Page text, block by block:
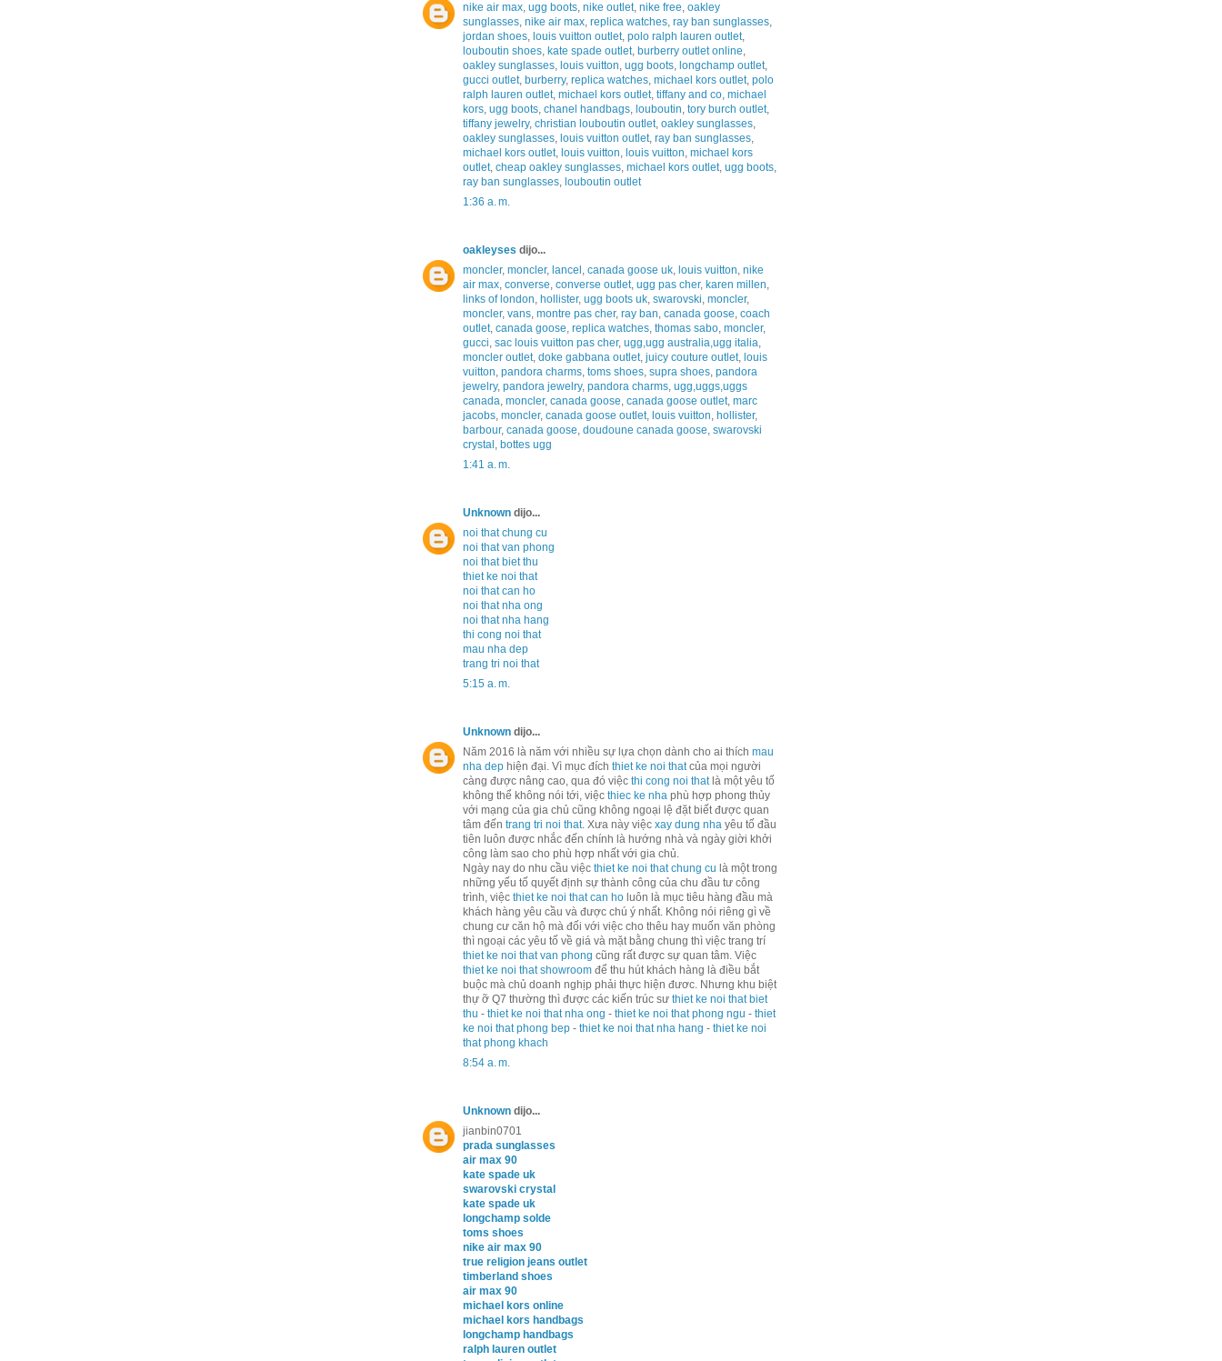
nike air max, ugg boots, nike outlet, nike free, oakley
sunglasses, nike air max, replica watches, ray ban sunglasses,
jordan shoes, louis vuitton outlet, polo ralph lauren outlet,
louboutin shoes, kate spade outlet, burberry outlet online,
oakley sunglasses, louis vuitton, ugg boots, longchamp outlet,
gucci outlet, burberry, replica watches, michael kors outlet, polo
ralph lauren outlet, michael kors outlet, tiffany and co, michael
kors, ugg boots, chanel handbags, louboutin, tory burch outlet,
tiffany jewelry, christian louboutin outlet, oakley sunglasses,
oakley sunglasses, louis vuitton outlet, ray ban sunglasses,
michael kors outlet, louis vuitton, louis vuitton, michael kors
outlet, cheap oakley sunglasses, michael kors outlet, ugg boots,
ray ban sunglasses, louboutin outlet
1:36 a. m.
oakleyses dijo...
moncler, moncler, lancel , canada goose uk, louis vuitton, nike
air max, converse, converse outlet, ugg pas cher, karen millen,
links of london, hollister, ugg boots uk, swarovski, moncler,
moncler, vans, montre pas cher, ray ban, canada goose, coach
outlet, canada goose, replica watches, thomas sabo, moncler,
gucci, sac louis vuitton pas cher, ugg,ugg australia,ugg italia,
moncler outlet, doke gabbana outlet, juicy couture outlet, louis
vuitton, pandora charms, toms shoes, supra shoes, pandora
jewelry, pandora jewelry, pandora charms, ugg,uggs,uggs
canada, moncler, canada goose, canada goose outlet, marc
jacobs, moncler, canada goose outlet, louis vuitton, hollister,
barbour, canada goose, doudoune canada goose, swarovski
crystal , bottes ugg
1:41 a. m.
Unknown dijo...
noi that chung cu
noi that van phong
noi that biet thu
thiet ke noi that
noi that can ho
noi that nha ong
noi that nha hang
thi cong noi that
mau nha dep
trang tri noi that
5:15 a. m.
Unknown dijo...
Năm 2016 là năm với nhiều sự lựa chọn dành cho ai thích mau
nha dep hiện đại. Vì mục đích thiet ke noi thatcủa mọi người
càng được nâng cao, qua đó việc thi cong noi thatlà một yêu tố
không thể không nói tới, việc thiec ke nha phù hợp phong thủy
với mạng của gia chủ cũng không ngoại lệ đặt biết được quan
tâm đến trang tri noi that. Xưa này việc xay dung nha yêu tố đầu
tiên luôn được nhắc đến chính là hướng nhà và ngày giời khởi
công làm sao cho phù hợp nhất với gia chủ.
Ngày nay do nhu cầu việc thiet ke noi that chung cu là một trong
những yếu tố quyết định sự thành công của chu đầu tư công
trình, việc thiet ke noi that can ho luôn là mục tiêu hàng đầu mà
khách hàng yêu cầu và được chú ý nhất. Không nói riêng gì về
chung cư căn hộ mà đối với việc cho thêu hay muốn văn phòng
thì ngoại các yêu tố về giá và mặt bằng chung thì việc trang trí
thiet ke noi that van phong cũng rất được sự quan tâm. Việc
thiet ke noi that showroom để thu hút khách hàng là điều bắt
buộc mà chủ doanh nghịp phải thực hiện đươc. Nhưng khu biệt
thự ỡ Q7 thường thì được các kiến trúc sư thiet ke noi that biet
thu - thiet ke noi that nha ong - thiet ke noi that phong ngu - thiet
ke noi that phong bep - thiet ke noi that nha hang - thiet ke noi
that phong khach
8:54 a. m.
Unknown dijo...
jianbin0701
prada sunglasses
air max 90
kate spade uk
swarovski crystal
kate spade uk
longchamp solde
toms shoes
nike air max 90
true religion jeans outlet
timberland shoes
air max 90
michael kors online
michael kors handbags
longchamp handbags
ralph lauren outlet